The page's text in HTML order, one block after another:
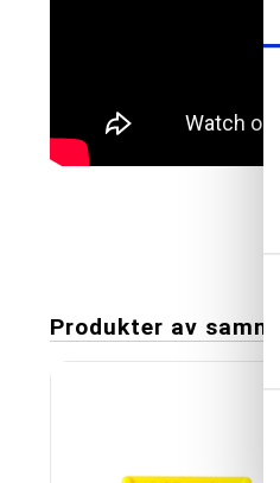
m
Produkter av